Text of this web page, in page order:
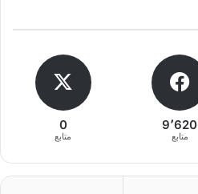
9٬620
متابع
0
متابع